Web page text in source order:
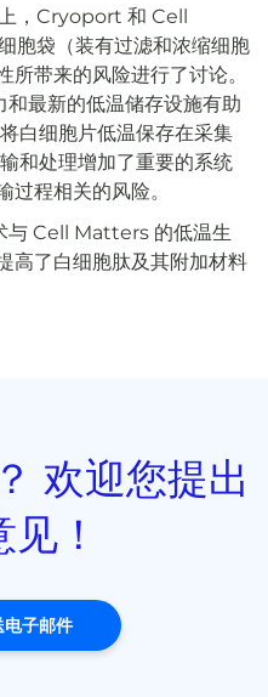
，Cryoport 和 Cell
胞袋（装有过滤和浓缩细胞
带来的风险进行了讨论。
最新的低温储存设施有助
白细胞片低温保存在采集
和处理增加了重要的系统
过程相关的风险。
与 Cell Matters 的低温生
高了白细胞肽及其附加材料
欢迎您提出
！
电子邮件